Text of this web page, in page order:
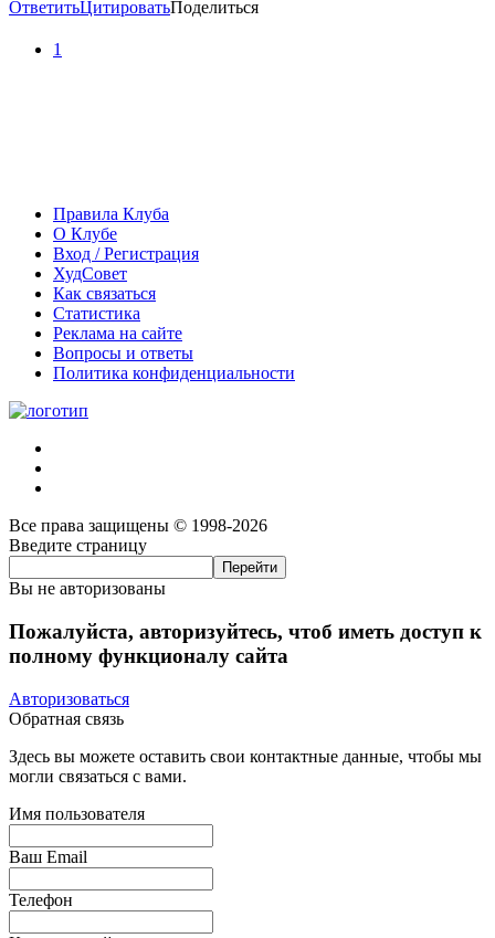
ОтветитьЦитироватьПоделиться
1
Правила Клуба
О Клубе
Вход / Регистрация
ХудСовет
Как связаться
Статистика
Реклама на сайте
Вопросы и ответы
Политика конфиденциальности
Все права защищены © 1998-2026
Введите страницу
Вы не авторизованы
Пожалуйста, авторизуйтесь, чтоб иметь доступ к
полному функционалу сайта
Авторизоваться
Обратная связь
Здесь вы можете оставить свои контактные данные, чтобы мы
могли связаться с вами.
Имя пользователя
Ваш Email
Телефон